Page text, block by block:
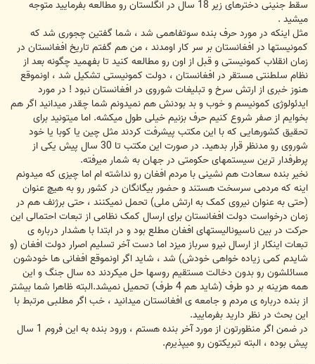
سقط جنینی دخترهای زیر 18 سال در انگلستان رو مطالعه بفرمایید متوجه
میشید .
مثل اینکه در مورد حرف بنده سوتفاهمی شد ، شما گفتین چجوری شد که
کمونیستها در افغانستان بر سر کار اومدند ، من هم گفتم تاریخ افغانستان در
زمان انقلاب کمونیستی و قبل از اون رو مطالعه کنید تا بفهمید چگونه بعد از
نظام سلطنتی مستقر در افغانستان ، دولت کمونیستی تشکیل شد ، اونموقع
هنوز خبری از ارتش سرخ و تبلیغات شوروی در افغانستان نبود ! در مورد
ایدئولوژی کمونیسم و خوب و بد بودنش هم نمیدونم شما چقدر میدانید اگر هم
بخوایم از صفر شروع کنیم حرف بزنیم خیلی طول میکشه. اما میتونید برای
تحقیق کشورهایی که با این مکتب پیشرفت کردند مثل چین یا کوبا یا خود
شوروی رو مدنظر قرار بدهید. در صورت این مکتب تا 30 سال پیش یکی از
پرطرفدار ترین سیستمهای حکومتی در جهان به شمار میرفته.
نخیر بنده سعادت هم نشینی با مردم افغان رو نداشته ام اما چیزی که میدونم
اینه که مردمی سرسخت هستند و حضور بیگانگان در کشور رو به هیچ عنوان
(حتی به عنوان نیروی کمک به ارتش ملی) تحمل نمیکنند ، حتی برژنف هم در
زمان درخواست دولت افغانستان برای ارسال کمک نظامی از تبعات احتمالی این
حرکت در بین ناسیونالیستهای افغان مطلع بود و در ابتدا با هشدار درباره ی
تبعات اینکار از ارسال نیرو سرباز میزد اما دست آخر تسلیم اصرار دولت افغان (و
شایدم کمی زیاده خواهی خودش) شد ، شاید اگر اونموقع افغانی ها خودشون
مسائلشون رو بدون دخالت مستقیم روسها حل میکردند ده سال جنگ و این
همه هزینه بر دو طرف (شاید هم 4 طرف) تحمیل نمیشد.البته ظاهرا شما بیشتر
از بنده درباره ی مردم و جامعه ی افغانستان میدانید ، خب اگر مطلبی مرتبط با
این بحث در نظر دارید بفرمایید.
در ضمن اگر منظورتون از مورد آخر بنده هستم ، ورود بنده به این فروم 1 سال
پیش بوده ، البته تبریکتون رو میپذیرم.